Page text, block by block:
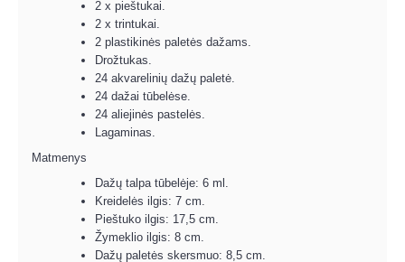
2 x pieštukai.
2 x trintukai.
2 plastikinės paletės dažams.
Drožtukas.
24 akvarelinių dažų paletė.
24 dažai tūbelėse.
24 aliejinės pastelės.
Lagaminas.
Matmenys
Dažų talpa tūbelėje: 6 ml.
Kreidelės ilgis: 7 cm.
Pieštuko ilgis: 17,5 cm.
Žymeklio ilgis: 8 cm.
Dažų paletės skersmuo: 8,5 cm.